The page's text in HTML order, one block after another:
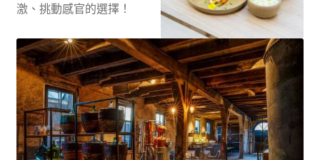
激、挑動感官的選擇！